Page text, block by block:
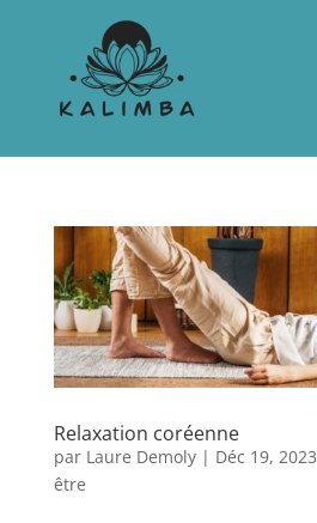
Relaxation coréenne
par Laure Demoly| Déc 19, 2023
être